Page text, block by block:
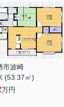
市波崎
(53.37㎡)
万円